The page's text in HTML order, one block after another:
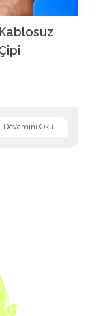
Kablosuz
Devamını Oku...